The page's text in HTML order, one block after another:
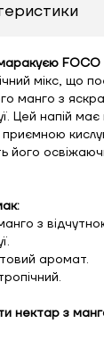
мікс, що
манго з
Цей напій
його
з
аромат.
нектар з